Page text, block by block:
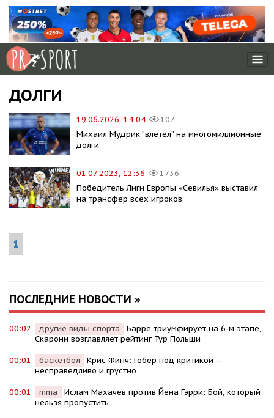
ДОЛГИ
19.06.2026, 14:04
107
Михаил Мудрик “влетел” на многомиллионные
долги
01.07.2023, 12:36
1736
Победитель Лиги Европы «Севилья» выставил
на трансфер всех игроков
1
ПОСЛЕДНИЕ НОВОСТИ »
00:02 другие виды спорта
Барре триумфирует на 6-м этапе,
Скарони возглавляет рейтинг Тур Польши
00:01 баскетбол
Крис Финч: Гобер под критикой –
несправедливо и грустно
00:01 mma
Ислам Махачев против Йена Гэрри: Бой, который
нельзя пропустить